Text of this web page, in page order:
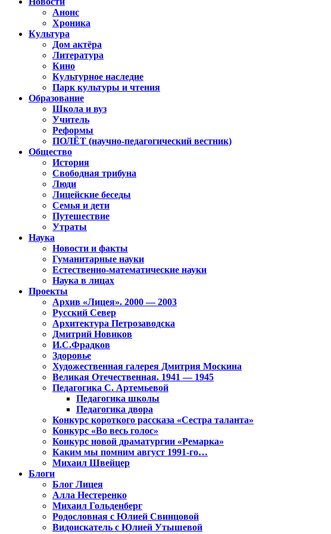
Анонс
Хроника
Культура
Дом актёра
Литература
Кино
Культурное наследие
Парк культуры и чтения
Образование
Школа и вуз
Учитель
Реформы
ПОЛЁТ (научно-педагогический вестник)
Общество
История
Свободная трибуна
Люди
Лицейские беседы
Семья и дети
Путешествие
Утраты
Наука
Новости и факты
Гуманитарные науки
Естественно-математические науки
Наука в лицах
Проекты
Архив «Лицея». 2000 — 2003
Русский Север
Архитектура Петрозаводска
Дмитрий Новиков
И.С.Фрадков
Здоровье
Художественная галерея Дмитрия Москина
Великая Отечественная. 1941 — 1945
Педагогика С. Артемьевой
Педагогика школы
Педагогика двора
Конкурс короткого рассказа «Сестра таланта»
Конкурс «Во весь голос»
Конкурс новой драматургии «Ремарка»
Каким мы помним август 1991-го…
Михаил Швейцер
Блоги
Блог Лицея
Алла Нестеренко
Михаил Гольденберг
Родословная с Юлией Свинцовой
Видоискатель с Юлией Утышевой